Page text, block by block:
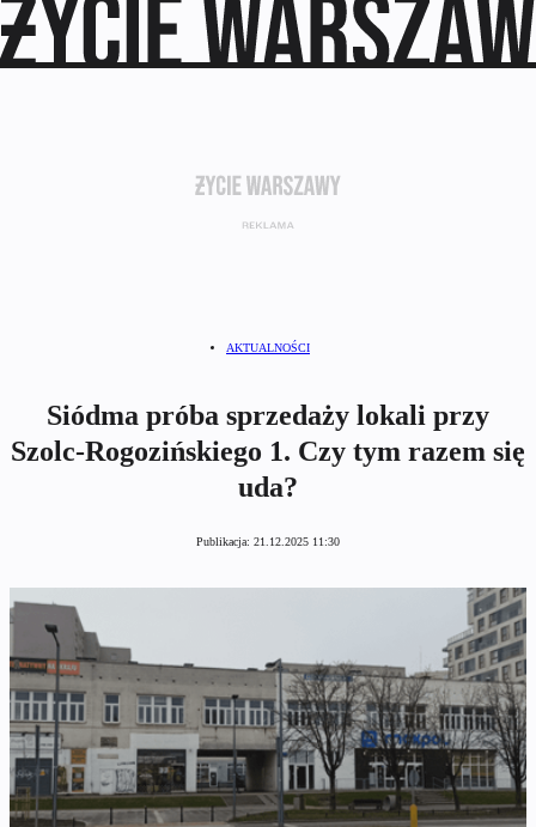
AKTUALNOŚCI
Siódma próba sprzedaży lokali przy
Szolc-Rogozińskiego 1. Czy tym razem się
uda?
Publikacja: 21.12.2025 11:30